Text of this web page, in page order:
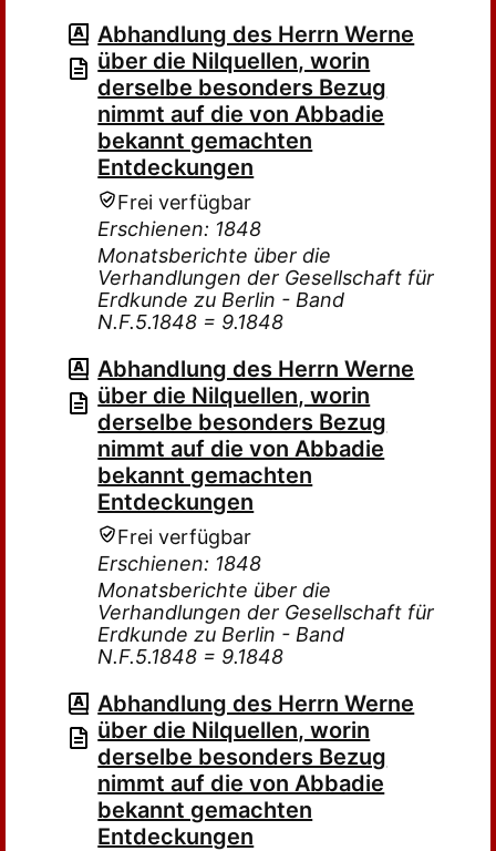
Abhandlung des Herrn Werne
über die Nilquellen, worin
derselbe besonders Bezug
nimmt auf die von Abbadie
bekannt gemachten
Entdeckungen
Frei verfügbar
Erschienen: 1848
Monatsberichte über die
Verhandlungen der Gesellschaft für
Erdkunde zu Berlin - Band
N.F.5.1848 = 9.1848
Abhandlung des Herrn Werne
über die Nilquellen, worin
derselbe besonders Bezug
nimmt auf die von Abbadie
bekannt gemachten
Entdeckungen
Frei verfügbar
Erschienen: 1848
Monatsberichte über die
Verhandlungen der Gesellschaft für
Erdkunde zu Berlin - Band
N.F.5.1848 = 9.1848
Abhandlung des Herrn Werne
über die Nilquellen, worin
derselbe besonders Bezug
nimmt auf die von Abbadie
bekannt gemachten
Entdeckungen